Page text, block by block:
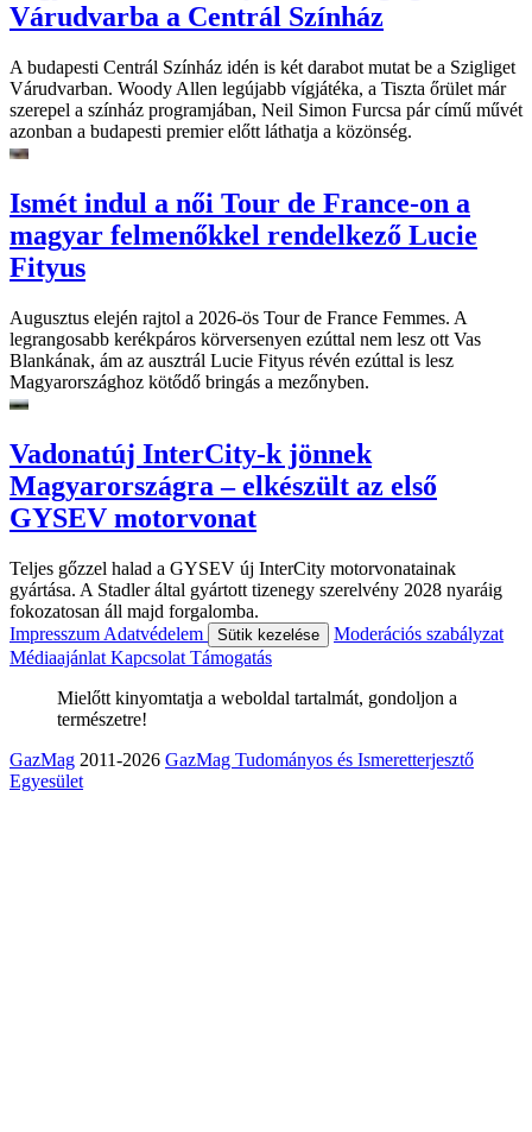
Várudvarba a Centrál Színház
A budapesti Centrál Színház idén is két darabot mutat be a Szigliget
Várudvarban. Woody Allen legújabb vígjátéka, a Tiszta őrület már
szerepel a színház programjában, Neil Simon Furcsa pár című művét
azonban a budapesti premier előtt láthatja a közönség.
Ismét indul a női Tour de France-on a
magyar felmenőkkel rendelkező Lucie
Fityus
Augusztus elején rajtol a 2026-ös Tour de France Femmes. A
legrangosabb kerékpáros körversenyen ezúttal nem lesz ott Vas
Blankának, ám az ausztrál Lucie Fityus révén ezúttal is lesz
Magyarországhoz kötődő bringás a mezőnyben.
Vadonatúj InterCity-k jönnek
Magyarországra – elkészült az első
GYSEV motorvonat
Teljes gőzzel halad a GYSEV új InterCity motorvonatainak
gyártása. A Stadler által gyártott tizenegy szerelvény 2028 nyaráig
fokozatosan áll majd forgalomba.
Impresszum Adatvédelem Sütik kezelése
Moderációs szabályzat
Médiaajánlat Kapcsolat Támogatás
Mielőtt kinyomtatja a weboldal tartalmát, gondoljon a
természetre!
GazMag 2011-2026 GazMag Tudományos és Ismeretterjesztő
Egyesület